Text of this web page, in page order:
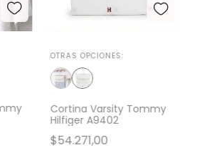
OTRAS OPCIONES:
Cortina Varsity Tommy
Hilfiger A9402
$54.271,00